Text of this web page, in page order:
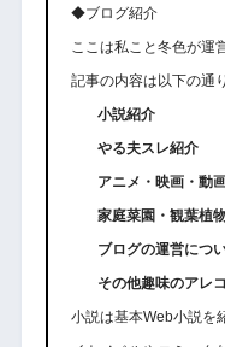
◆ブログ紹介
ここは私こと冬色が運
記事の内容は以下の通
小説紹介
やる夫スレ紹介
アニメ・映画・動
家庭菜園・観葉植
ブログの運営につ
その他趣味のアレ
小説は基本Web小説を